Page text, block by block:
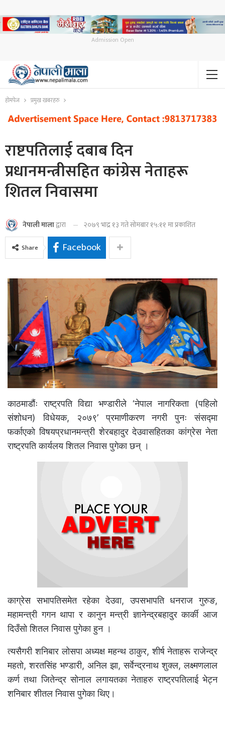
Admission Open
होमपेज प्रमुख खबरहरु
राष्टपतिलाई दबाब दिन
प्रधानमन्त्रीसहित कांग्रेस नेताहरू
शितल निवासमा
नेपाली मालाद्वारा २०७९ भाद्र १३ गते सोमबार १५:११ मा प्रकाशित
Share Facebook
काठमाडौंः राष्ट्रपति विद्या भण्डारीले ‘नेपाल नागरिकता (पहिलो
संशोधन) विधेयक, २०७९’ प्रमाणीकरण नगरी पुनः संसद्मा
फर्काएको विषयप्रधानमन्त्री शेरबहादुर देउवासहितका कांग्रेस नेता
राष्ट्रपति कार्यलय शितल निवास पुगेका छन् ।
काग्रेस सभापतिसमेत रहेका देउवा, उपसभापति धनराज गुरुङ,
महामन्त्री गगन थापा र कानुन मन्त्री ज्ञानेन्द्रबहादुर कार्की आज
दिउँसो शितल निवास पुगेका हुन ।
त्यसैगरी शनिबार लोसपा अध्यक्ष महन्थ ठाकुर, शीर्ष नेताहरू राजेन्द्र
महतो, शरतसिंह भण्डारी, अनिल झा, सर्वेन्द्रनाथ शुक्ल, लक्ष्मणलाल
कर्ण तथा जितेन्द्र सोनाल लगायतका नेताहरु राष्ट्रपतिलाई भेट्न
शनिबार शीतल निवास पुगेका थिए।